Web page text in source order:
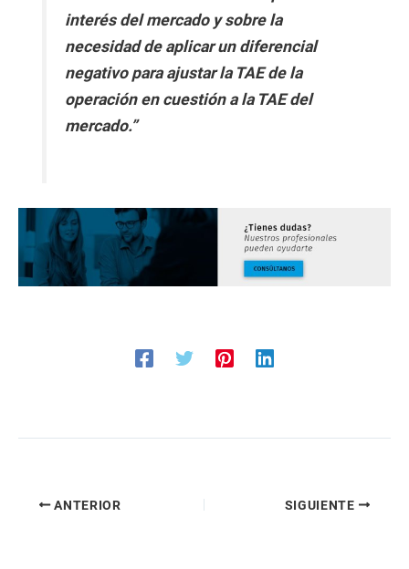
interés del mercado y sobre la
necesidad de aplicar un diferencial
negativo para ajustar la TAE de la
operación en cuestión a la TAE del
mercado.”
ANTERIOR SIGUIENTE